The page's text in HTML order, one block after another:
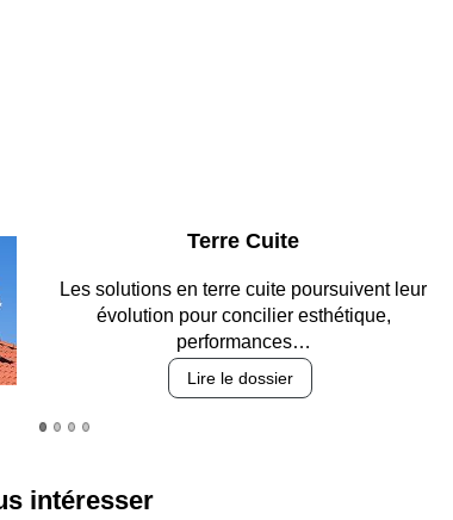
Parking et garages
Entre circulation, sécurisation des accès, durabilité
des revêtements et intégration…
Lire le dossier